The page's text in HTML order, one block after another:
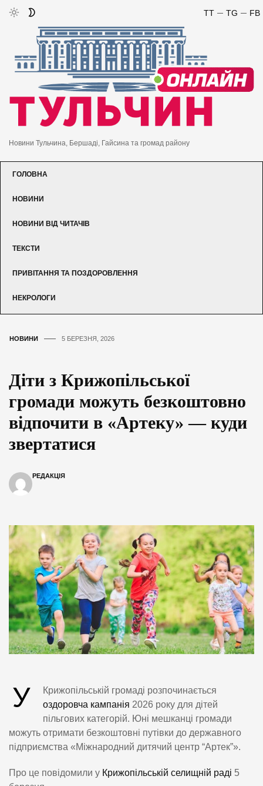
FB
TG
TT
Новини Тульчина, Бершаді, Гайсина та громад району
ГОЛОВНА
НОВИНИ
НОВИНИ ВІД ЧИТАЧІВ
ТЕКСТИ
ПРИВІТАННЯ ТА ПОЗДОРОВЛЕННЯ
НЕКРОЛОГИ
НОВИНИ 5 БЕРЕЗНЯ, 2026
Діти з Крижопільської
громади можуть безкоштовно
відпочити в «Артеку» — куди
звертатися
РЕДАКЦІЯ
У
Крижопільській громаді розпочинається
оздоровча кампанія 2026 року для дітей
пільгових категорій. Юні мешканці громади
можуть отримати безкоштовні путівки до державного
підприємства «Міжнародний дитячий центр “Артек”».
Про це повідомили у Крижопільській селищній раді 5